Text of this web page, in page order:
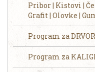
Pribor | Kistovi |
Grafit | Olovke |
Program za
Program za